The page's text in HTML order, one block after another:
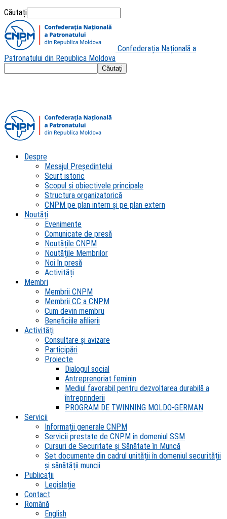
Căutați
Confederația Națională a
Patronatului din Republica Moldova
Despre
Mesajul Președintelui
Scurt istoric
Scopul şi obiectivele principale
Structura organizatorică
CNPM pe plan intern şi pe plan extern
Noutăți
Evenimente
Comunicate de presă
Noutățile CNPM
Noutățile Membrilor
Noi în presă
Activități
Membri
Membrii CNPM
Membrii CC a CNPM
Cum devin membru
Beneficiile afilierii
Activități
Consultare și avizare
Participări
Proiecte
Dialogul social
Antreprenoriat feminin
Mediul favorabil pentru dezvoltarea durabilă a
întreprinderii
PROGRAM DE TWINNING MOLDO-GERMAN
Servicii
Informații generale CNPM
Servicii prestate de CNPM in domeniul SSM
Cursuri de Securitate și Sănătate în Muncă
Set documente din cadrul unității în domeniul securității
și sănătății muncii
Publicații
Legislație
Contact
Română
English